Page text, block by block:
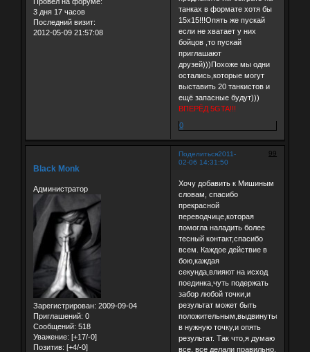
3 дня 17 часов
Последний визит:
2012-05-09 21:57:08
танках в формате хотя бы
15х15!!!Опять же пускай
если не хватает у них
бойцов ,то пускай
приглашают
друзей)))Похоже мы одни
остались,которые могут
выставить 20 танкистов и
ещё запасные будут)))
ВПЕРЁД 5GTA!!!
0
Поделиться 99
2011-
02-06 14:31:50
Black Monk
Администратор
Зарегистрирован: 2009-09-04
Приглашений: 0
Сообщений: 518
Уважение: [+17/-0]
Позитив: [+4/-0]
Хочу добавить к Мишиным
словам, спасибо
прекрасной
переводчице,которая
помогла наладить более
тесный контакт,спасибо
всем. Каждое действие в
бою,каждая
секунда,влияют на исход
поединка,чуть подержать
забор любой точки,и
результат может быть
положительным,выдвинуться
в нужную точку,и опять
результат. Так что,я думаю
все, все делали правильно.